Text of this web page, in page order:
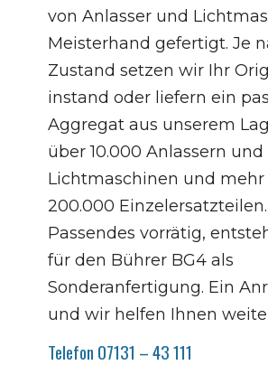
von Anlasser und
Meisterhand gefertigt. Je
Zustand setzen wir Ihr
instand oder liefern ein
Aggregat aus unserem
über 10.000 Anlassern und
Lichtmaschinen und mehr
200.000
Passendes vorrätig,
für den Bührer BG4 als
Sonderanfertigung. Ein
und wir helfen Ihnen
Telefon 07131 – 43 111